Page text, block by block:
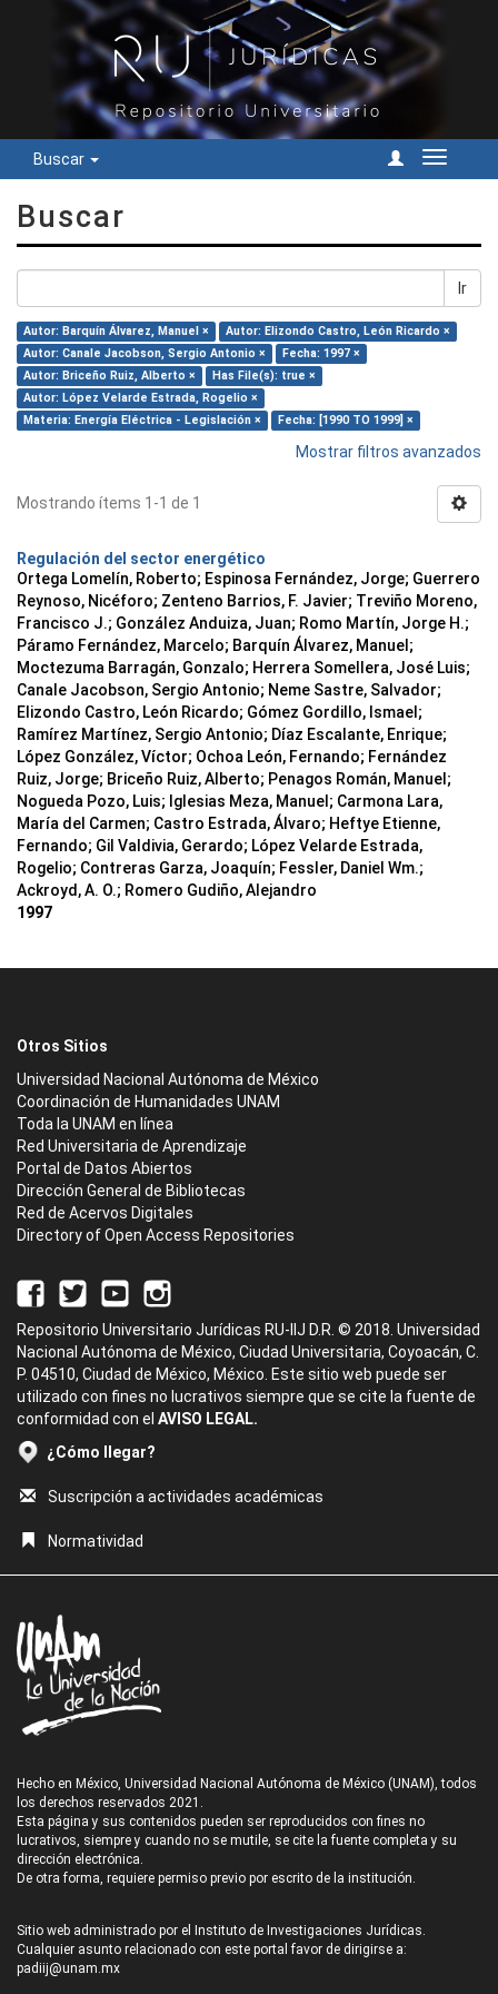
Buscar
Cambiar
Buscar
Ir
Autor: Barquín Álvarez, Manuel ×
Autor: Elizondo Castro, León Ricardo ×
Autor: Canale Jacobson, Sergio Antonio ×
Fecha: 1997 ×
Autor: Briceño Ruiz, Alberto ×
Has File(s): true ×
Autor: López Velarde Estrada, Rogelio ×
Materia: Energía Eléctrica - Legislación ×
Fecha: [1990 TO 1999] ×
Mostrar filtros avanzados
Mostrando ítems 1-1 de 1
Regulación del sector energético
Ortega Lomelín, Roberto; Espinosa Fernández, Jorge; Guerrero
Reynoso, Nicéforo; Zenteno Barrios, F. Javier; Treviño Moreno,
Francisco J.; González Anduiza, Juan; Romo Martín, Jorge H.;
Páramo Fernández, Marcelo; Barquín Álvarez, Manuel;
Moctezuma Barragán, Gonzalo; Herrera Somellera, José Luis;
Canale Jacobson, Sergio Antonio; Neme Sastre, Salvador;
Elizondo Castro, León Ricardo; Gómez Gordillo, Ismael;
Ramírez Martínez, Sergio Antonio; Díaz Escalante, Enrique;
López González, Víctor; Ochoa León, Fernando; Fernández
Ruiz, Jorge; Briceño Ruiz, Alberto; Penagos Román, Manuel;
Nogueda Pozo, Luis; Iglesias Meza, Manuel; Carmona Lara,
María del Carmen; Castro Estrada, Álvaro; Heftye Etienne,
Fernando; Gil Valdivia, Gerardo; López Velarde Estrada,
Rogelio; Contreras Garza, Joaquín; Fessler, Daniel Wm.;
Ackroyd, A. O.; Romero Gudiño, Alejandro
1997
Otros Sitios
Universidad Nacional Autónoma de México
Coordinación de Humanidades UNAM
Toda la UNAM en línea
Red Universitaria de Aprendizaje
Portal de Datos Abiertos
Dirección General de Bibliotecas
Red de Acervos Digitales
Directory of Open Access Repositories
Repositorio Universitario Jurídicas RU-IIJ D.R. © 2018. Universidad
Nacional Autónoma de México, Ciudad Universitaria, Coyoacán, C.
P. 04510, Ciudad de México, México. Este sitio web puede ser
utilizado con fines no lucrativos siempre que se cite la fuente de
conformidad con el AVISO LEGAL.
¿Cómo llegar?
Suscripción a actividades académicas
Normatividad
Hecho en México, Universidad Nacional Autónoma de México (UNAM), todos
los derechos reservados 2021.
Esta página y sus contenidos pueden ser reproducidos con fines no
lucrativos, siempre y cuando no se mutile, se cite la fuente completa y su
dirección electrónica.
De otra forma, requiere permiso previo por escrito de la institución.
Sitio web administrado por el Instituto de Investigaciones Jurídicas.
Cualquier asunto relacionado con este portal favor de dirigirse a:
padiij@unam.mx